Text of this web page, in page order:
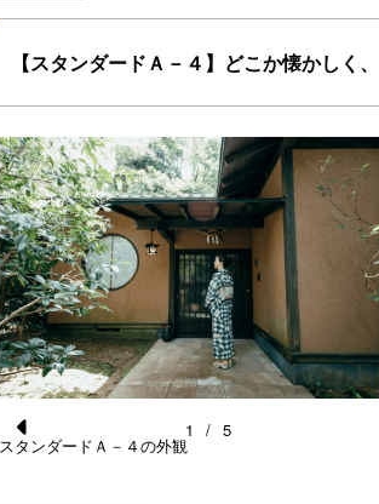
【スタンダードＡ－４】どこか懐かし
Pr
スタンダードＡ－４の外観
1 / 5